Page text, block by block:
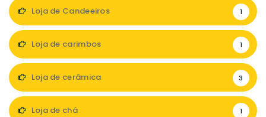
Loja de Candeeiros 1
Loja de carimbos 1
Loja de cerâmica 3
Loja de chá 1